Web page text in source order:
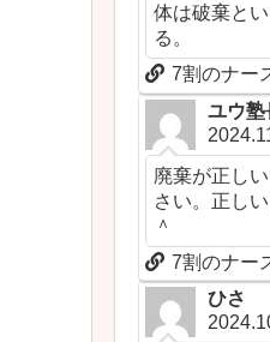
体は破棄と
る。
7割のナー
ユウ塾
廃棄が正し
さい。正し
＾
7割のナー
ひさ